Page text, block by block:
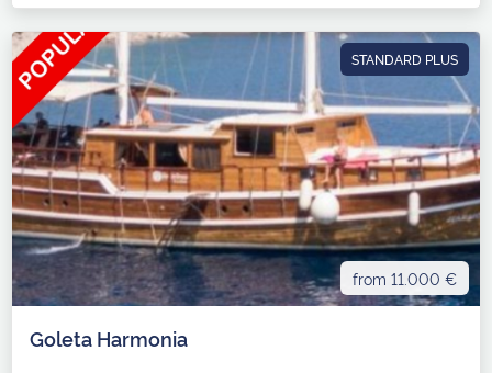
STANDARD PLUS
from 11.000 €
Goleta Harmonia